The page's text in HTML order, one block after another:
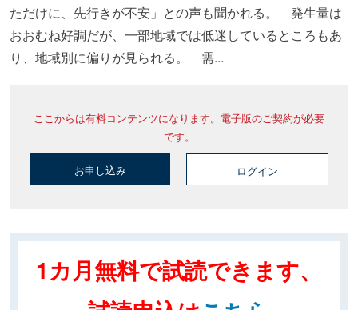
ただけに、先行きが不安」との声も聞かれる。 発生量は
おおむね好調だが、一部地域では低迷しているところもあ
り、地域別に偏りが見られる。 需...
ここからは有料コンテンツになります。電子版のご契約が必要
です。
お申し込み ログイン
1カ月無料で試読できます、